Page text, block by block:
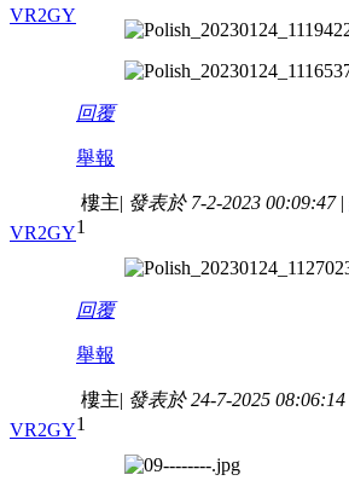
VR2GY
回覆
舉報
VR2GY
樓主| 發表於 7-2-2023 00:09:47 |
1
回覆
舉報
VR2GY
樓主| 發表於 24-7-2025 08:06:14
1